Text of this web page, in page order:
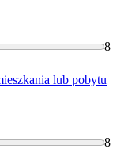
8
lub pobytu
8